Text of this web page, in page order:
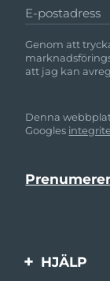
E-postadress
Genom att
att jag kan
Denna
Googles
HJÄLP